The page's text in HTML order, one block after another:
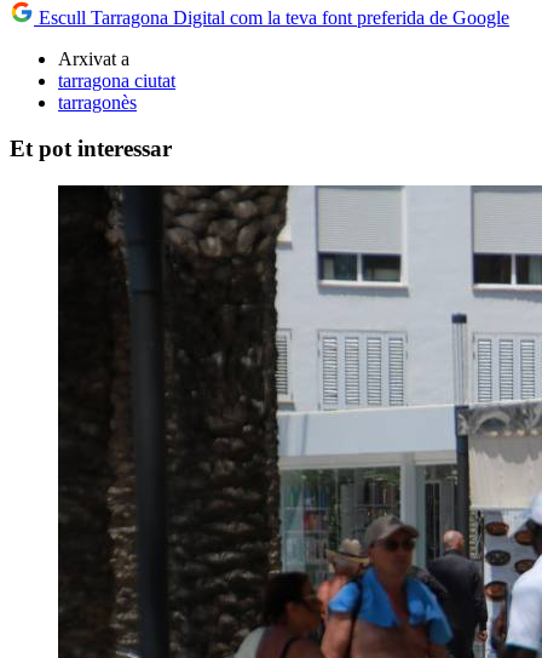
Escull Tarragona Digital com la teva font preferida de Google
Arxivat a
tarragona ciutat
tarragonès
Et pot interessar